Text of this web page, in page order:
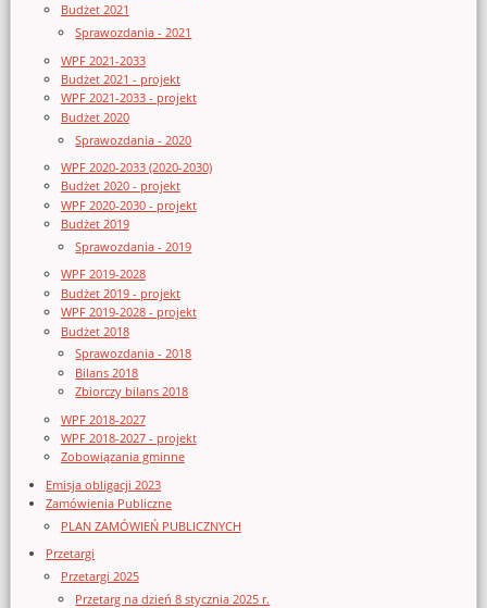
Budżet 2021
Sprawozdania - 2021
WPF 2021-2033
Budżet 2021 - projekt
WPF 2021-2033 - projekt
Budżet 2020
Sprawozdania - 2020
WPF 2020-2033 (2020-2030)
Budżet 2020 - projekt
WPF 2020-2030 - projekt
Budżet 2019
Sprawozdania - 2019
WPF 2019-2028
Budżet 2019 - projekt
WPF 2019-2028 - projekt
Budżet 2018
Sprawozdania - 2018
Bilans 2018
Zbiorczy bilans 2018
WPF 2018-2027
WPF 2018-2027 - projekt
Zobowiązania gminne
Emisja obligacji 2023
Zamówienia Publiczne
PLAN ZAMÓWIEŃ PUBLICZNYCH
Przetargi
Przetargi 2025
Przetarg na dzień 8 stycznia 2025 r.